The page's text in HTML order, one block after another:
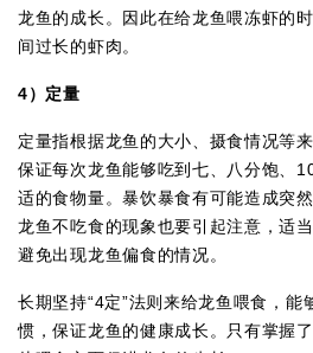
龙鱼的成长。因此在给龙鱼喂冻虾的
间过长的虾肉。
4）定量
定量指根据龙鱼的大小、摄食情况等
保证每次龙鱼能够吃到七、八分饱、
适的食物量。暴饮暴食有可能造成突
龙鱼不吃食的现象也要引起注意，适
避免出现龙鱼偏食的情况。
长期坚持“4定”法则来给龙鱼喂食，能
惯，保证龙鱼的健康成长。只有掌握